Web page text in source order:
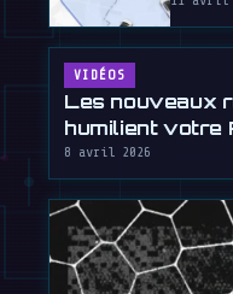
VIDÉOS
Les nouveaux
humilient votre
8 avril 2026